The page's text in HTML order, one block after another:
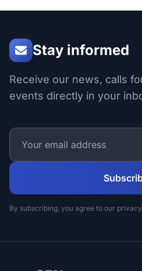
Stay informed
Receive our news, calls
events directly in your
By subscribing, you agree to our